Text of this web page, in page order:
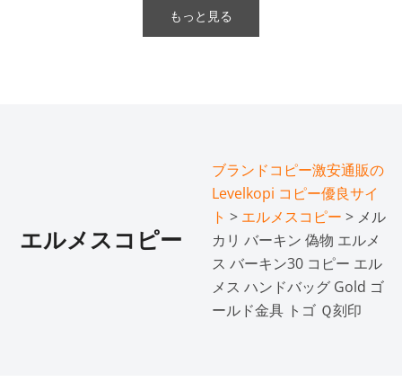
もっと見る
エルメスコピー
ブランドコピー激安通販の
Levelkopi コピー優良サイ
ト > エルメスコピー > メル
カリ バーキン 偽物 エルメ
ス バーキン30 コピー エル
メス ハンドバッグ Gold ゴ
ールド金具 トゴ Ｑ刻印